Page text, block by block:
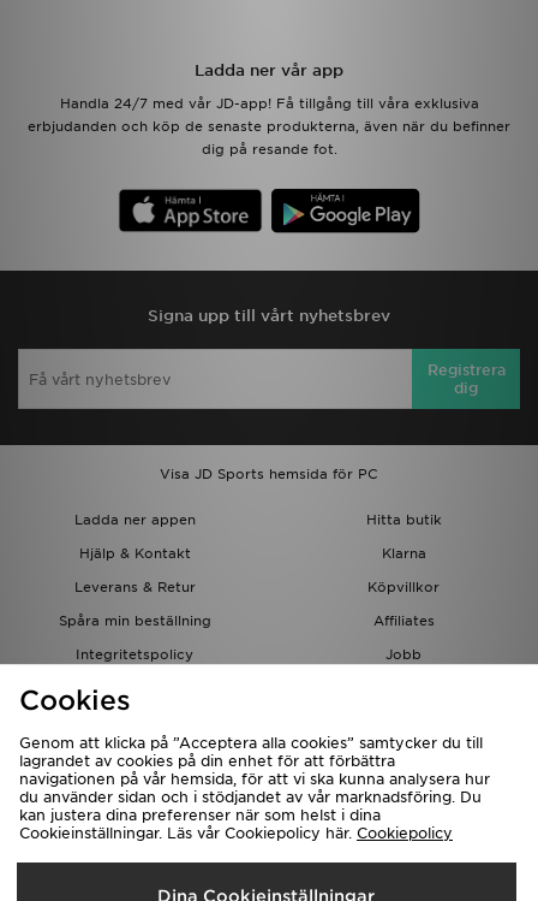
Ladda ner vår app
Handla 24/7 med vår JD-app! Få tillgång till våra exklusiva
erbjudanden och köp de senaste produkterna, även när du befinner
dig på resande fot.
Signa upp till vårt nyhetsbrev
Registrera
dig
Visa JD Sports hemsida för PC
Ladda ner appen
Hitta butik
Hjälp & Kontakt
Klarna
Leverans & Retur
Köpvillkor
Spåra min beställning
Affiliates
Integritetspolicy
Jobb
JD-bloggen
Levererar Till
Cookies
Genom att klicka på ”Acceptera alla cookies” samtycker du till
lagrandet av cookies på din enhet för att förbättra
navigationen på vår hemsida, för att vi ska kunna analysera hur
du använder sidan och i stödjandet av vår marknadsföring. Du
kan justera dina preferenser när som helst i dina
Cookieinställningar. Läs vår Cookiepolicy här. Cookiepolicy
Dina Cookieinställningar